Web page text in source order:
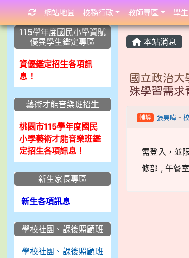
:::
本站消息
國立政治
殊學習需求
輔導 張昊暐-
需登入，並
修部 , 午餐
:::115學年度國民小學資賦
優異學生鑑定專區
資優鑑定招生各項訊
息！
藝術才能音樂班招生
桃園市115學年度國民
小學藝術才能音樂班鑑
定招生各項訊息！
新生家長專區
新生各項訊息
學校社團、課後照顧班
學校社團、課後照顧班
::: 網站地圖 校務行政 教師專區 學